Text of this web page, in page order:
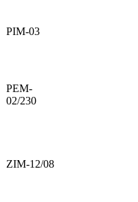
PIM-03
PEM-
02/230
ZIM-12/08